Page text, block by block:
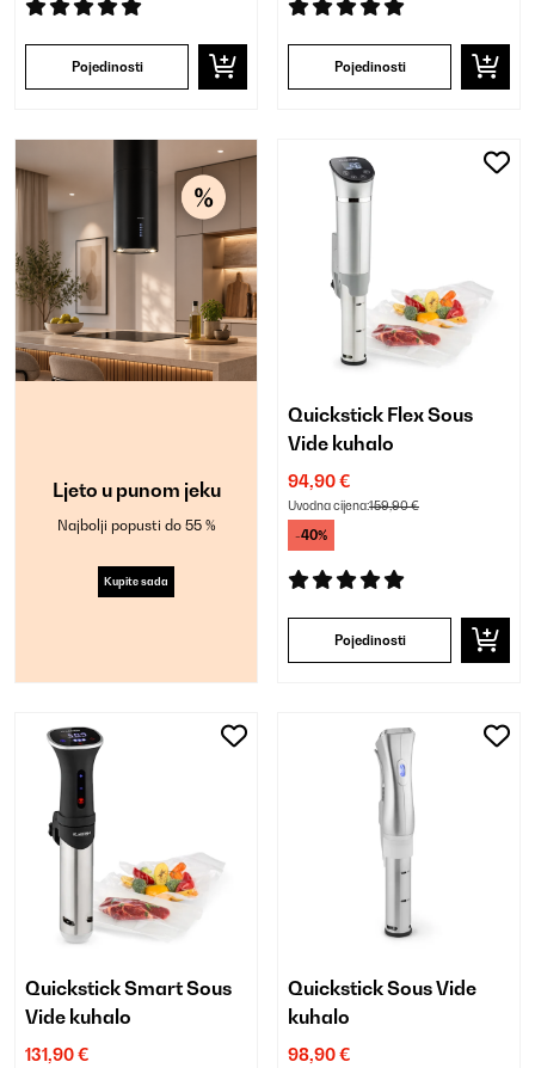
Pojedinosti Pojedinosti
Ljeto u punom jeku
Najbolji popusti do 55 %
Kupite sada
Quickstick Flex Sous
Vide kuhalo
94,90 €
Uvodna cijena:159,90 €
-40%
Pojedinosti
Quickstick Smart Sous
Vide kuhalo
131,90 €
Quickstick Sous Vide
kuhalo
98,90 €